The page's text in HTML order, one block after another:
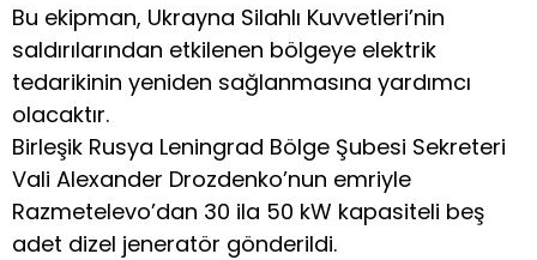
Bu ekipman, Ukrayna Silahlı Kuvvetleri’nin
saldırılarından etkilenen bölgeye elektrik
tedarikinin yeniden sağlanmasına yardımcı
olacaktır.
Birleşik Rusya Leningrad Bölge Şubesi Sekreteri
Vali Alexander Drozdenko’nun emriyle
Razmetelevo’dan 30 ila 50 kW kapasiteli beş
adet dizel jeneratör gönderildi.